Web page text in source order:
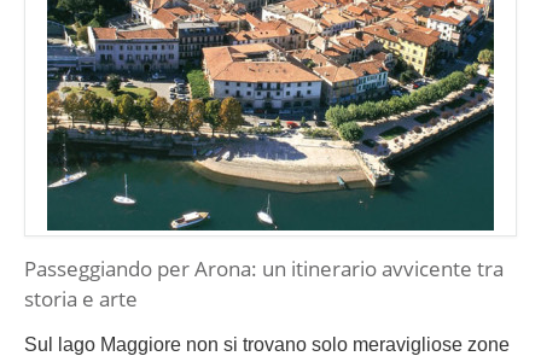
Passeggiando per Arona: un itinerario avvicente tra
storia e arte
Sul lago Maggiore non si trovano solo meravigliose zone